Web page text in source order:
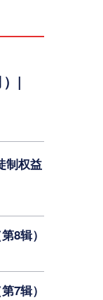
|
制权益
8辑）
7辑）